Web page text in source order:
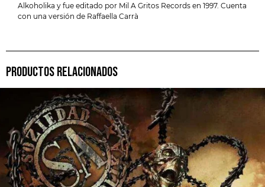
Alkoholika y fue editado por Mil A Gritos Records en 1997. Cuenta
con una versión de Raffaella Carrà
PRODUCTOS RELACIONADOS